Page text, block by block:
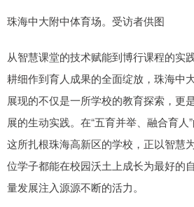
珠海中大附中体育场。受访者供图
从智慧课堂的技术赋能到博行课程的实
耕细作到育人成果的全面绽放，珠海中
展现的不仅是一所学校的教育探索，更
展的生动实践。在“五育并举、融合育人
这所扎根珠海高新区的学校，正以智慧
位学子都能在校园沃土上成长为最好的
量发展注入源源不断的活力。